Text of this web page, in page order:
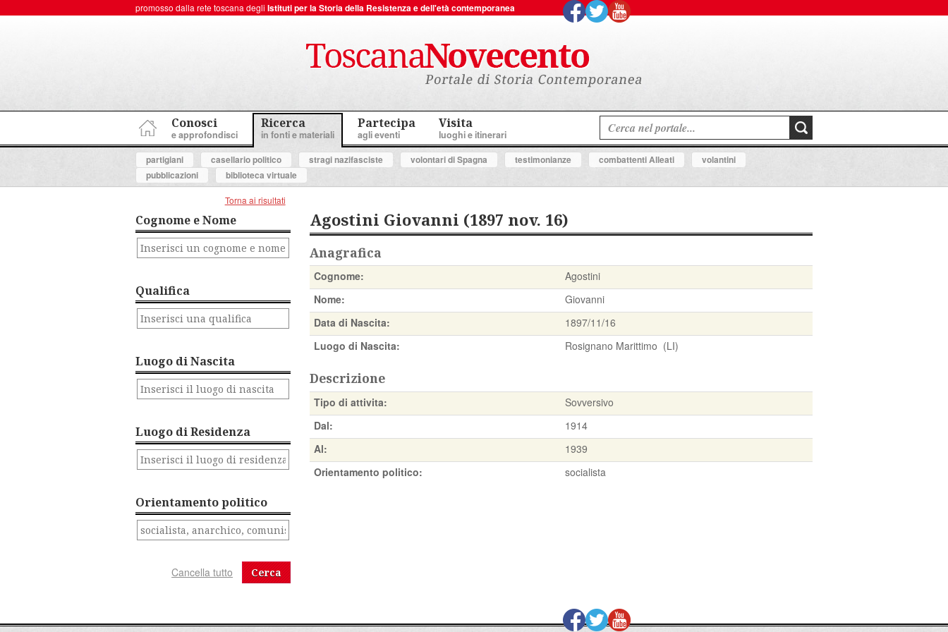
promosso dalla rete toscana degli Istituti per la Storia della Resistenza e dell'età contemporanea
Conosci
e approfondisci
Ricerca
in fonti e materiali
Partecipa
agli eventi
Visita
luoghi e itinerari
partigiani
casellario politico stragi nazifasciste volontari di Spagna testimonianze combattenti Alleati
volantini
pubblicazioni
biblioteca virtuale
Cognome e Nome
Qualifica
Luogo di Nascita
Luogo di Residenza
Orientamento politico
Cerca
Torna ai risultati
Agostini Giovanni (1897 nov. 16)
Anagrafica
Cognome:
Agostini
Nome:
Giovanni
Data di Nascita:
1897/11/16
Luogo di Nascita:
Rosignano Marittimo (LI)
Descrizione
Tipo di attivita:
Sovversivo
Dal:
1914
Al:
1939
Orientamento politico:
socialista